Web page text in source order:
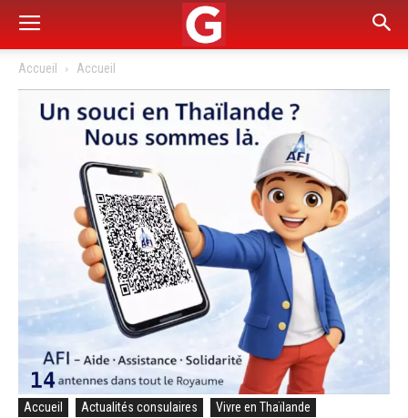
Accueil Accueil
Accueil Actualités consulaires Vivre en Thaïlande